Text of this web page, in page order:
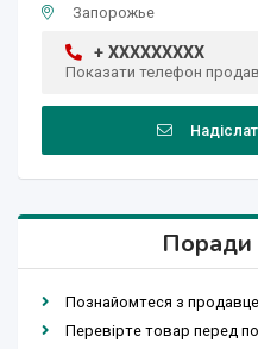
Запорожье
+ XXXXXXXXX
Показати телефон
Поради
Познайомтеся з
Перевірте товар перед